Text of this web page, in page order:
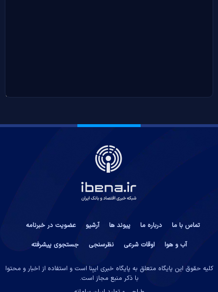
تماس با ما درباره ما پیوند ها آرشیو
عضویت در خبرنامه
آب و هوا
اوقات شرعی نظرسنجی جستجوی پیشرفته
کلیه حقوق این پایگاه متعلق به پایگاه خبری ایبِنا است و استفاده از اخبار و محتوا
با ذکر منبع مجاز است.